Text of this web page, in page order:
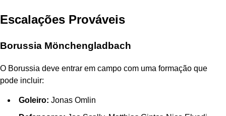
Escalações Prováveis
Borussia Mönchengladbach
O Borussia deve entrar em campo com uma formação que
pode incluir:
Goleiro: Jonas Omlin